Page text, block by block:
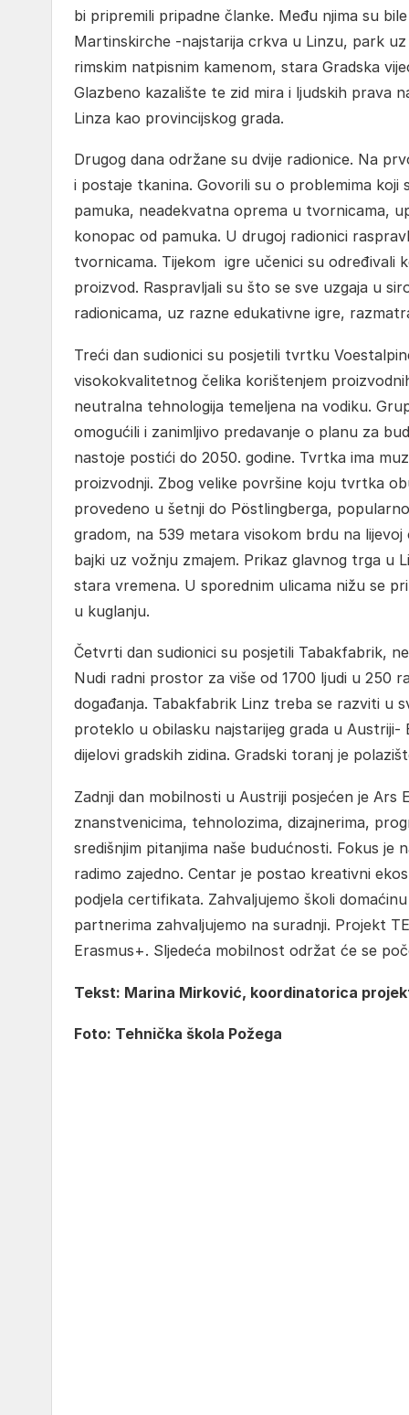
bi pripremili pripadne članke. Među njima su
Martinskirche -najstarija crkva u Linzu, park
rimskim natpisnim kamenom, stara Gradska
Glazbeno kazalište te zid mira i ljudskih prava
Linza kao provincijskog grada.
Drugog dana održane su dvije radionice. Na
i postaje tkanina. Govorili su o problemima koji
pamuka, neadekvatna oprema u tvornicama,
konopac od pamuka. U drugoj radionici
tvornicama. Tijekom igre učenici su određivali
proizvod. Raspravljali su što se sve uzgaja u
radionicama, uz razne edukativne igre,
Treći dan sudionici su posjetili tvrtku
visokokvalitetnog čelika korištenjem
neutralna tehnologija temeljena na vodiku.
omogućili i zanimljivo predavanje o planu za
nastoje postići do 2050. godine. Tvrtka ima
proizvodnji. Zbog velike površine koju tvrtka
provedeno u šetnji do Pöstlingberga,
gradom, na 539 metara visokom brdu na
bajki uz vožnju zmajem. Prikaz glavnog trga u
stara vremena. U sporednim ulicama nižu se
u kuglanju.
Četvrti dan sudionici su posjetili Tabakfabrik,
Nudi radni prostor za više od 1700 ljudi u 250
događanja. Tabakfabrik Linz treba se razviti u
proteklo u obilasku najstarijeg grada u Austriji-
dijelovi gradskih zidina. Gradski toranj je
Zadnji dan mobilnosti u Austriji posjećen je
znanstvenicima, tehnolozima, dizajnerima,
središnjim pitanjima naše budućnosti. Fokus je
radimo zajedno. Centar je postao kreativni
podjela certifikata. Zahvaljujemo školi
partnerima zahvaljujemo na suradnji. Projekt
Erasmus+. Sljedeća mobilnost održat će se
Tekst: Marina Mirković, koordinatorica
Foto: Tehnička škola Požega